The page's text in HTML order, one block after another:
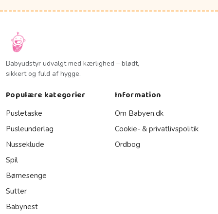
Babyudstyr udvalgt med kærlighed – blødt,
sikkert og fuld af hygge.
Populære kategorier
Pusletaske
Pusleunderlag
Nusseklude
Spil
Børnesenge
Sutter
Babynest
Information
Om Babyen.dk
Cookie- & privatlivspolitik
Ordbog